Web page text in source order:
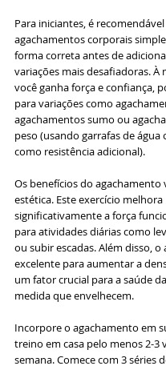
Para iniciantes, é
agachamentos corporais
forma correta antes de
variações mais desafiadoras. À
você ganha força e confiança,
para variações como
agachamentos sumo ou
peso (usando garrafas de água
como resistência adicional).
Os benefícios do agachamento
estética. Este exercício melhora
significativamente a força
para atividades diárias como
ou subir escadas. Além disso,
excelente para aumentar a
um fator crucial para a saúde
medida que envelhecem.
Incorpore o agachamento em
treino em casa pelo menos 2-3
semana. Comece com 3 séries